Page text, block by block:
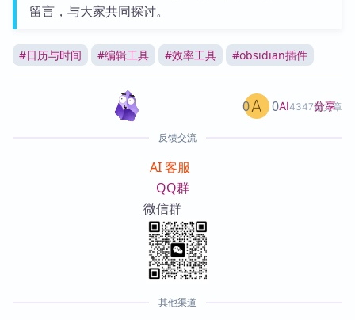
留言，与大家共同探讨。
#日历与时间 #编辑工具 #效率工具 #obsidian插件
AI4347篇文章
0 0 分享
反馈交流
AI 客服
QQ群
微信群
其他渠道